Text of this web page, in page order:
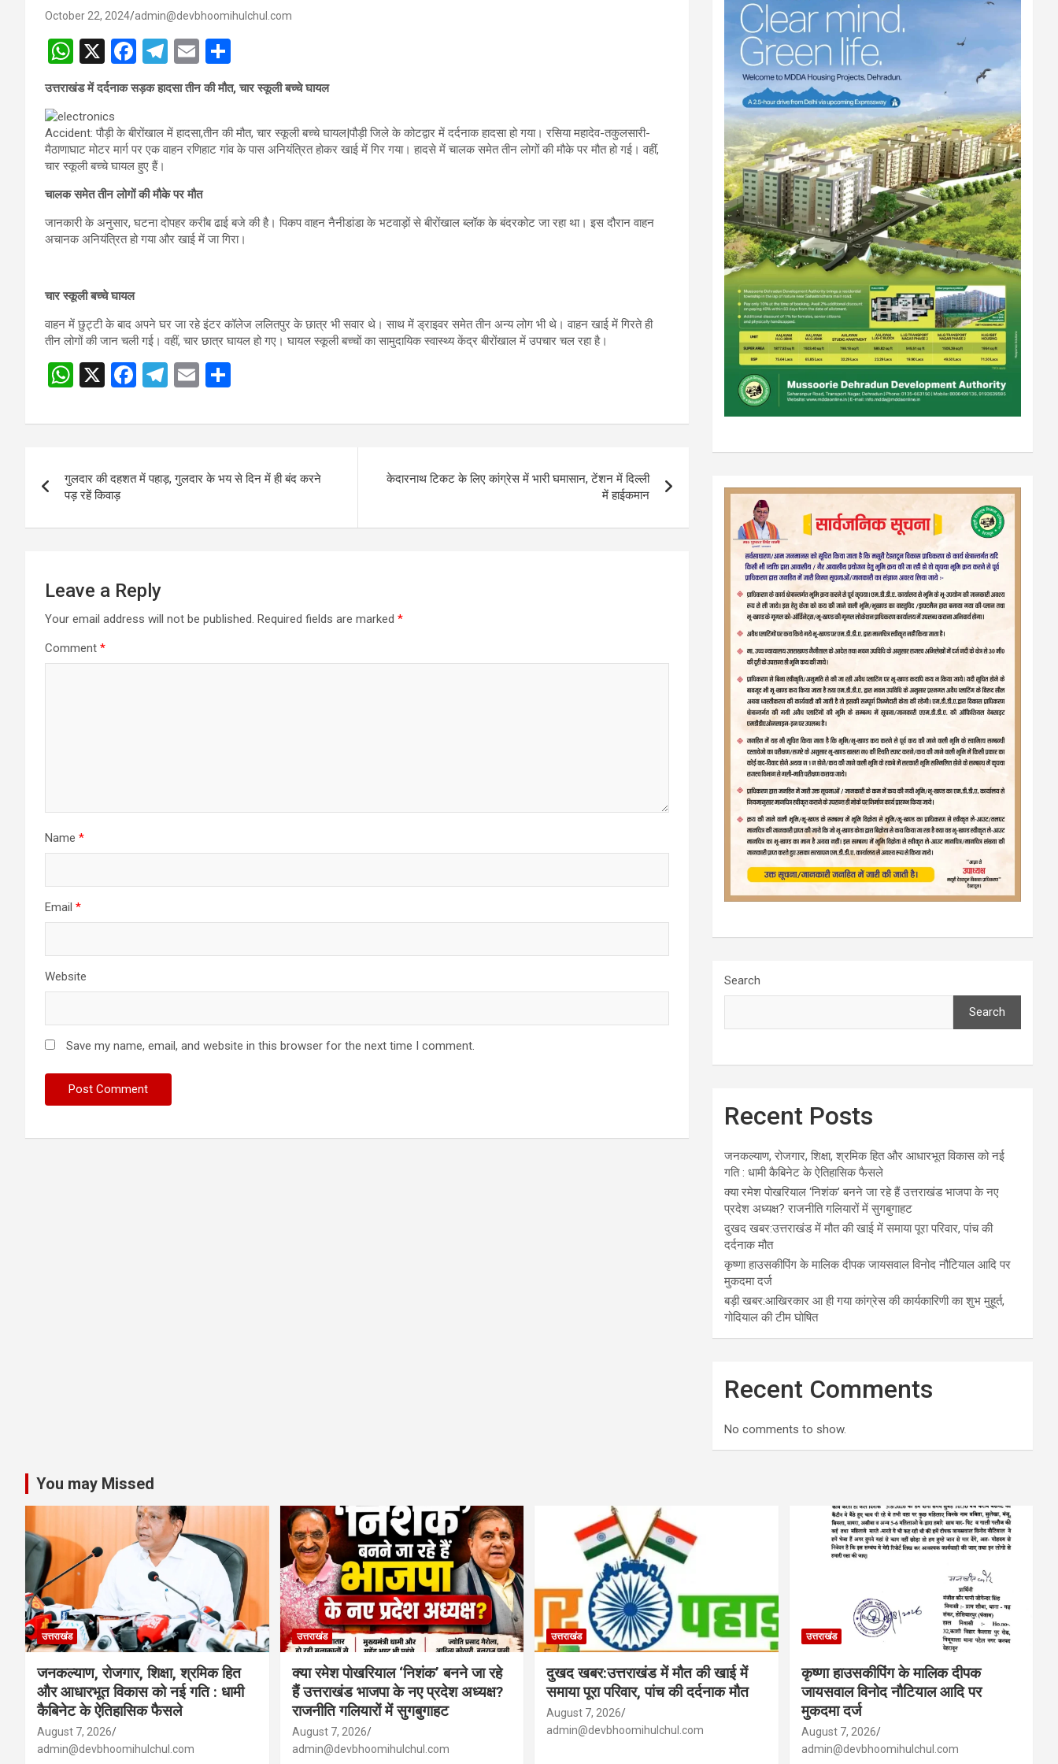
October 22, 2024 admin@devbhoomihulchul.com
W
h
at
s
A
p
p
X
F
a
ce
b
o
o
k
T
el
e
gr
a
E
m
ail
h
ar
e
उत्तराखंड में दर्दनाक सड़क हादसा तीन की मौत, चार स्कूली बच्चे घायल
Accident: पौड़ी के बीरोंखाल में हादसा,तीन की मौत, चार स्कूली बच्चे घायल|पौड़ी जिले के कोटद्वार में दर्दनाक हादसा हो गया। रसिया महादेव-तकुलसारी-
मैठाणाघाट मोटर मार्ग पर एक वाहन रणिहाट गांव के पास अनियंत्रित होकर खाई में गिर गया। हादसे में चालक समेत तीन लोगों की मौके पर मौत हो गई। वहीं,
चार स्कूली बच्चे घायल हुए हैं।
चालक समेत तीन लोगों की मौके पर मौत
जानकारी के अनुसार, घटना दोपहर करीब ढाई बजे की है। पिकप वाहन नैनीडांडा के भटवाड़ों से बीरोंखाल ब्लॉक के बंदरकोट जा रहा था। इस दौरान वाहन
अचानक अनियंत्रित हो गया और खाई में जा गिरा।
चार स्कूली बच्चे घायल
वाहन में छुट्टी के बाद अपने घर जा रहे इंटर कॉलेज ललितपुर के छात्र भी सवार थे। साथ में ड्राइवर समेत तीन अन्य लोग भी थे। वाहन खाई में गिरते ही
तीन लोगों की जान चली गई। वहीं, चार छात्र घायल हो गए। घायल स्कूली बच्चों का सामुदायिक स्वास्थ्य केंद्र बीरोंखाल में उपचार चल रहा है।
W
at
A
p
p
X
F
ce
o
k
T
e
a
E
ail ar
navigation
गुलदार की दहशत में पहाड़, गुलदार के भय से दिन में ही बंद करने
पड़ रहें किवाड़
केदारनाथ टिकट के लिए कांग्रेस में भारी घमासान, टेंशन में दिल्ली
में हाईकमान
Leave a Reply
Your email address will not be published. Required fields are marked *
Comment *
Name *
Email *
Website
Save my name, email, and website in this browser for the next time I comment.
Search
Search
Recent Posts
जनकल्याण, रोजगार, शिक्षा, श्रमिक हित और आधारभूत विकास को नई
गति : धामी कैबिनेट के ऐतिहासिक फैसले
क्या रमेश पोखरियाल ‘निशंक’ बनने जा रहे हैं उत्तराखंड भाजपा के नए
प्रदेश अध्यक्ष? राजनीति गलियारों में सुगबुगाहट
दुखद खबर:उत्तराखंड में मौत की खाई में समाया पूरा परिवार, पांच की
दर्दनाक मौत
कृष्णा हाउसकीपिंग के मालिक दीपक जायसवाल विनोद नौटियाल आदि पर
मुकदमा दर्ज
बड़ी खबर:आखिरकार आ ही गया कांग्रेस की कार्यकारिणी का शुभ मुहूर्त,
गोदियाल की टीम घोषित
Recent Comments
No comments to show.
You may Missed
उत्तराखंड
जनकल्याण, रोजगार, शिक्षा, श्रमिक हित
और आधारभूत विकास को नई गति : धामी
कैबिनेट के ऐतिहासिक फैसले
August 7, 2026
admin@devbhoomihulchul.com
उत्तराखंड
क्या रमेश पोखरियाल ‘निशंक’ बनने जा रहे
हैं उत्तराखंड भाजपा के नए प्रदेश अध्यक्ष?
राजनीति गलियारों में सुगबुगाहट
August 7, 2026
admin@devbhoomihulchul.com
उत्तराखंड
दुखद खबर:उत्तराखंड में मौत की खाई में
समाया पूरा परिवार, पांच की दर्दनाक मौत
August 7, 2026
admin@devbhoomihulchul.com
उत्तराखंड
कृष्णा हाउसकीपिंग के मालिक दीपक
जायसवाल विनोद नौटियाल आदि पर
मुकदमा दर्ज
August 7, 2026
admin@devbhoomihulchul.com